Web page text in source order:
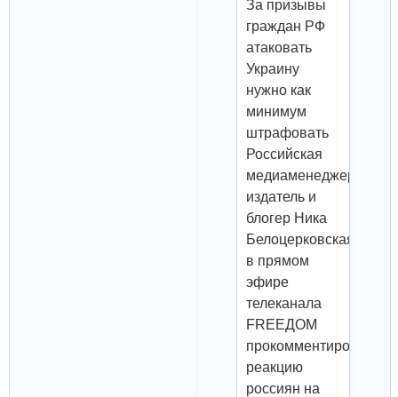
За призывы
граждан РФ
атаковать
Украину
нужно как
минимум
штрафовать
Российская
медиаменеджер,
издатель и
блогер Ника
Белоцерковская
в прямом
эфире
телеканала
FREEДOM
прокомментировала
реакцию
россиян на